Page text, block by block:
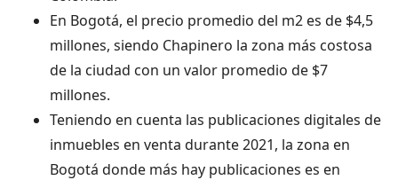
En Bogotá, el precio promedio del m2 es de $4,5
millones, siendo Chapinero la zona más costosa
de la ciudad con un valor promedio de $7
millones.
Teniendo en cuenta las publicaciones digitales de
inmuebles en venta durante 2021, la zona en
Bogotá donde más hay publicaciones es en